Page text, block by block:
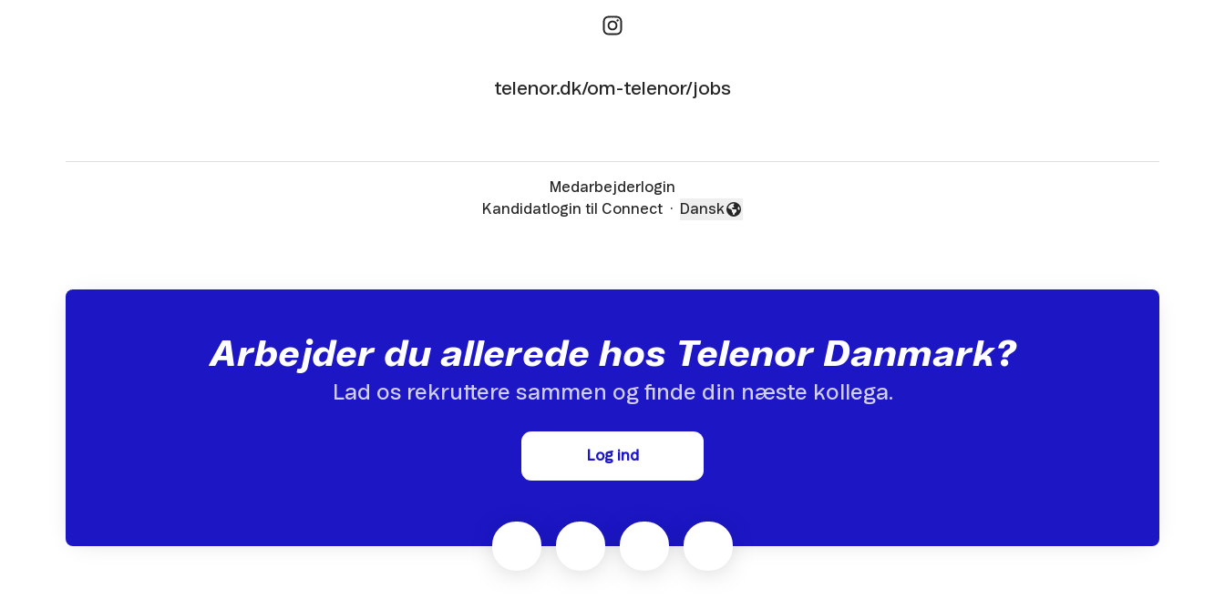
telenor.dk/om-telenor/jobs
Medarbejderlogin
Kandidatlogin til Connect ·
Skift sprog
Dansk
Arbejder du allerede hos Telenor Danmark?
Lad os rekruttere sammen og finde din næste kollega.
Log ind